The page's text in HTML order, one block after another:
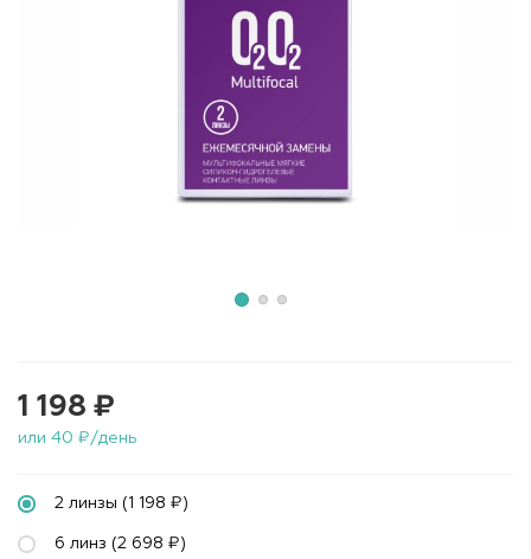
1 198 ₽
или 40 ₽/день
2 линзы (1 198 ₽)
6 линз (2 698 ₽)